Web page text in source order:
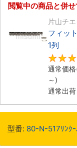
閲覧中の商品と併
片山チ
フィッ
1列
通常価格
～)
通常出
型番: 80-N-517ﾘﾝｸ